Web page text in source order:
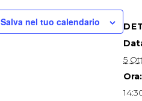
Salva nel tuo calendario
5
Ora: